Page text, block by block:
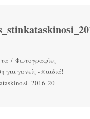
Φωτογραφίες
γονείς - παιδιά!
20